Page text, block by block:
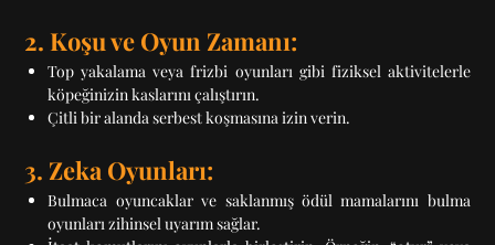
2. Koşu ve Oyun Zamanı:
Top yakalama veya frizbi oyunları gibi fiziksel aktivitelerle
köpeğinizin kaslarını çalıştırın.
Çitli bir alanda serbest koşmasına izin verin.
3. Zeka Oyunları:
Bulmaca oyuncaklar ve saklanmış ödül mamalarını bulma
oyunları zihinsel uyarım sağlar.